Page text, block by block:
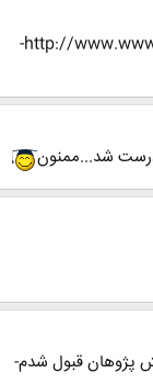
http://www.www.www.iran-eng.ir/showthread.php/498177-
شد...ممنون
پژوهان قبول شدم-